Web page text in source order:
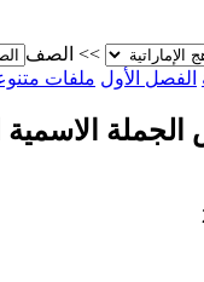
>> الصف
الفصل الأول ملفات
الاسمية